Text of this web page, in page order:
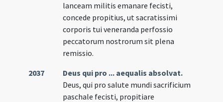
lanceam militis emanare fecisti,
concede propitius, ut sacratissimi
corporis tui veneranda perfossio
peccatorum nostrorum sit plena
remissio.
2037
Deus qui pro ... aequalis absolvat.
Deus, qui pro salute mundi sacrificium
paschale fecisti, propitiare